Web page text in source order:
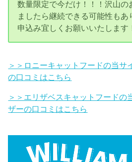
数量限定で今だけ！！！沢山の
ましたら継続できる可能性もあ
申込み宜しくお願いいたします
＞＞ロニーキャットフードの当サ
の口コミはこちら
＞＞エリザベスキャットフードの
ザーの口コミはこちら